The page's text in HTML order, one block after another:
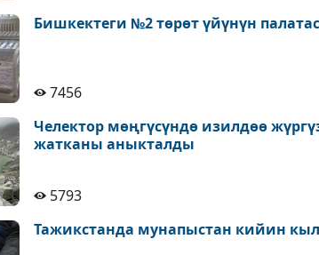
Бишкектеги №2 төрөт үйүнүн
7456
Челектор мөңгүсүндө изилдөө
жатканы аныкталды
5793
Тажикстанда мунапыстан кийин